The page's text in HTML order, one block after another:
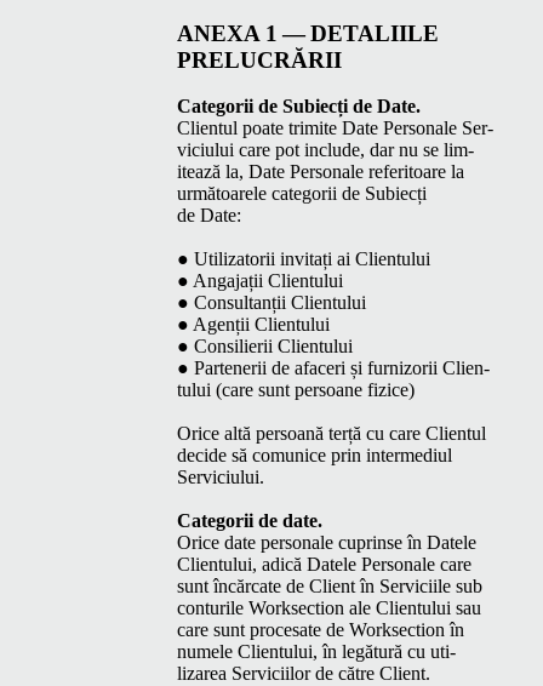
ANEXA 1 —DETALI­ILE
PRELUCRĂRII
Cat­e­gorii de Subiecți de Date.
Clien­tul poate trim­ite Date Per­son­ale Ser­
vi­ci­u­lui care pot include, dar nu se lim­
itează la, Date Per­son­ale refer­i­toare la
urmă­toarele cat­e­gorii de Subiecți
de Date:
● Uti­liza­torii invi­tați ai Clientului
● Anga­jații Clientului
● Con­sul­tanții Clientului
● Agenții Clientului
● Con­silierii Clientului
● Partener­ii de afac­eri și furni­zorii Clien­
tu­lui (care sunt per­soane fizice)
Orice altă per­soană terță cu care Clien­tul
decide să comu­nice prin inter­medi­ul
Serviciului.
Cat­e­gorii de date.
Orice date per­son­ale cuprinse în Datele
Clien­tu­lui, adică Datele Per­son­ale care
sunt încăr­cate de Client în Ser­vici­ile sub
con­turile Work­sec­tion ale Clien­tu­lui sau
care sunt proce­sate de Work­sec­tion în
numele Clien­tu­lui, în legă­tură cu uti­
lizarea Ser­vici­ilor de către Client.